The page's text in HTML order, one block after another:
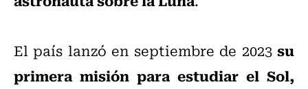
El país lanzó en septiembre de 2023 su
primera misión para estudiar el Sol,